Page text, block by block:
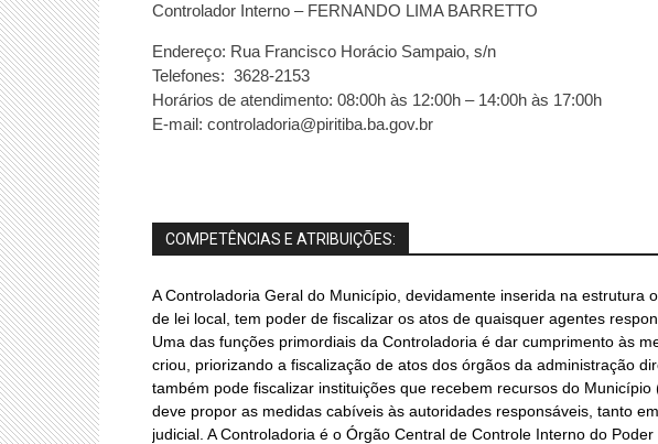
Controlador Interno – FERNANDO LIMABARRETTO
Endereço: Rua Francisco Horácio Sampaio, s/n
Telefones: 3628-2153
Horários de atendimento: 08:00h às 12:00h – 14:00h às 17:00h
E-mail: controladoria@piritiba.ba.gov.br
COMPETÊNCIAS E ATRIBUIÇÕES:
A Controladoria Geral do Município, devidamente inserida na estrutura
de lei local, tem poder de fiscalizar os atos de quaisquer agentes
Uma das funções primordiais da Controladoria é dar cumprimento às
criou, priorizando a fiscalização de atos dos órgãos da administração
também pode fiscalizar instituições que recebem recursos do
deve propor as medidas cabíveis às autoridades responsáveis, tanto
judicial. A Controladoria é o Órgão Central de Controle Interno do